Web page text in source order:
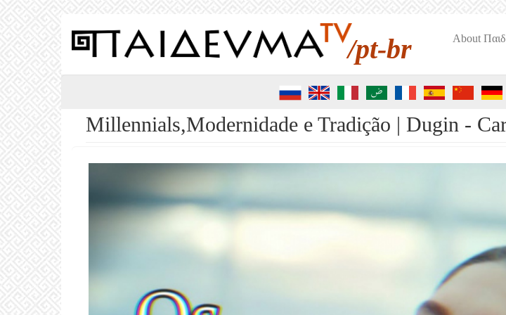
Pular
conteúdo
/pt-br About
Millennials,Modernidade e Tradição | Dugin -